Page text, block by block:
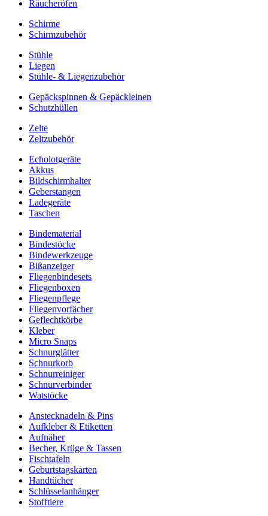
Räucheröfen
Schirme
Schirmzubehör
Stühle
Liegen
Stühle- & Liegenzubehör
Gepäckspinnen & Gepäckleinen
Schutzhüllen
Zelte
Zeltzubehör
Echolotgeräte
Akkus
Bildschirmhalter
Geberstangen
Ladegeräte
Taschen
Bindematerial
Bindestöcke
Bindewerkzeuge
Bißanzeiger
Fliegenbindesets
Fliegenboxen
Fliegenpflege
Fliegenvorfächer
Geflechtkörbe
Kleber
Micro Snaps
Schnurglätter
Schnurkorb
Schnurreiniger
Schnurverbinder
Watstöcke
Anstecknadeln & Pins
Aufkleber & Etiketten
Aufnäher
Becher, Krüge & Tassen
Fischtafeln
Geburtstagskarten
Handtücher
Schlüsselanhänger
Stofftiere